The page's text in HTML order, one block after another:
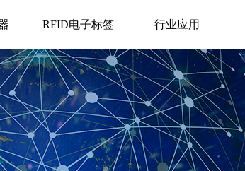
RFID电子标签 行业应用